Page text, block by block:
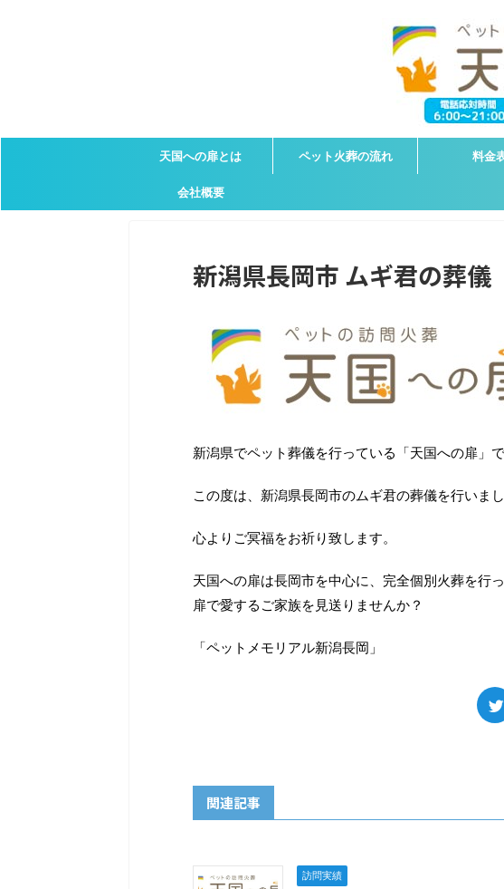
天国への扉とは ペット火葬の流れ 料金
会社概要
新潟県長岡市 ムギ君の葬
新潟県でペット葬儀を行っている「天国への扉」で
この度は、新潟県長岡市のムギ君の葬儀を行いまし
心よりご冥福をお祈り致します。
天国への扉は長岡市を中心に、完全個別火葬を行
扉で愛するご家族を見送りませんか？
「ペットメモリアル新潟長岡」
関連記事
訪問実績